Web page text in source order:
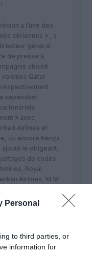
Personal
to third parties, or
information for
à l’une des
aériennes » , a
général
de presse à
choisit
Qatar
cependant
» avec
Airlines et
ou encore Kenya
le dirigeant.
de codes
Royal
Airlines, KLM
RÉPONDRE